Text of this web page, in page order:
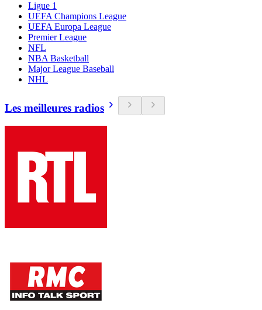
Ligue 1
UEFA Champions League
UEFA Europa League
Premier League
NFL
NBA Basketball
Major League Baseball
NHL
Les meilleures radios